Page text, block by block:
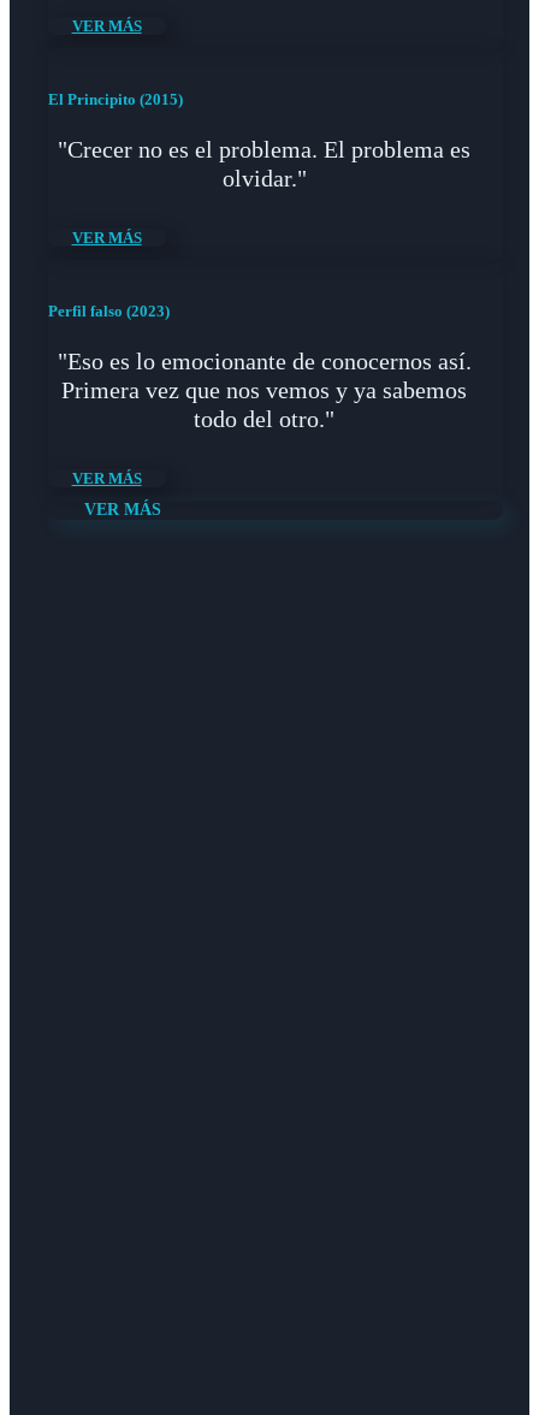
VER MÁS
El Principito (2015)
"Crecer no es el problema. El problema es
olvidar."
VER MÁS
Perfil falso (2023)
"Eso es lo emocionante de conocernos así.
Primera vez que nos vemos y ya sabemos
todo del otro."
VER MÁS
VER MÁS